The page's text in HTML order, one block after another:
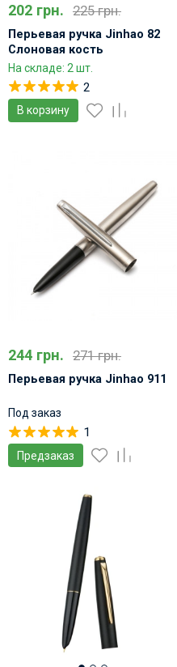
202 грн. 225 грн.
Перьевая ручка Jinhao 82
Слоновая кость
На складе: 2 шт.
2
В корзину
244 грн. 271 грн.
Перьевая ручка Jinhao 911
Под заказ
1
Предзаказ